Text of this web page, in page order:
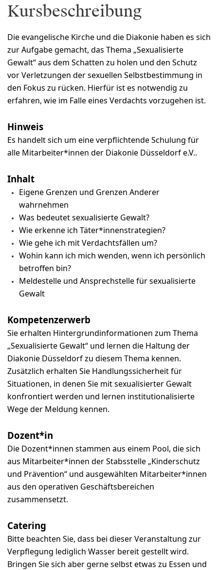
Kursbeschreibung
Die evangelische Kirche und die Diakonie haben es sich
zur Aufgabe gemacht, das Thema „Sexualisierte
Gewalt“ aus dem Schatten zu holen und den Schutz
vor Verletzungen der sexuellen Selbstbestimmung in
den Fokus zu rücken. Hierfür ist es notwendig zu
erfahren, wie im Falle eines Verdachts vorzugehen ist.
Hinweis
Es handelt sich um eine verpflichtende Schulung für
alle Mitarbeiter*innen der Diakonie Düsseldorf e.V..
Inhalt
Eigene Grenzen und Grenzen Anderer
wahrnehmen
Was bedeutet sexualisierte Gewalt?
Wie erkenne ich Täter*innenstrategien?
Wie gehe ich mit Verdachtsfällen um?
Wohin kann ich mich wenden, wenn ich persönlich
betroffen bin?
Meldestelle und Ansprechstelle für sexualisierte
Gewalt
Kompetenzerwerb
Sie erhalten Hintergrundinformationen zum Thema
„Sexualisierte Gewalt“ und lernen die Haltung der
Diakonie Düsseldorf zu diesem Thema kennen.
Zusätzlich erhalten Sie Handlungssicherheit für
Situationen, in denen Sie mit sexualisierter Gewalt
konfrontiert werden und lernen institutionalisierte
Wege der Meldung kennen.
Dozent*in
Die Dozent*innen stammen aus einem Pool, die sich
aus Mitarbeiter*innen der Stabsstelle „Kinderschutz
und Prävention“ und ausgewählten Mitarbeiter*innen
aus den operativen Geschäftsbereichen
zusammensetzt.
Catering
Bitte beachten Sie, dass bei dieser Veranstaltung zur
Verpflegung lediglich Wasser bereit gestellt wird.
Bringen Sie sich aber gerne selbst etwas zu Essen und